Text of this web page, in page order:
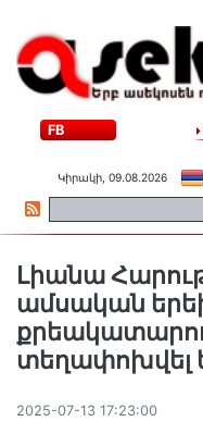
FB
Կիրակի, 09.08.2026
Լիանա
ամսական
տեղափոխվել
2025-07-13 17:23:00